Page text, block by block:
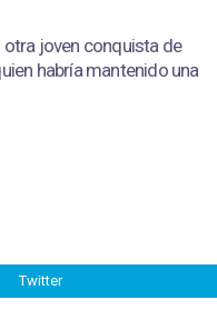
otra joven conquista de
habría mantenido una
Twitter